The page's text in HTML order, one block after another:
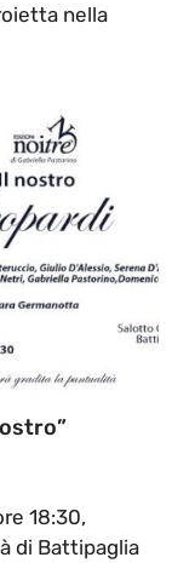
nella
18:30,
di Battipaglia